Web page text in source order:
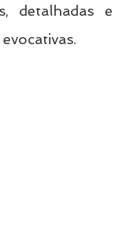
detalhadas e